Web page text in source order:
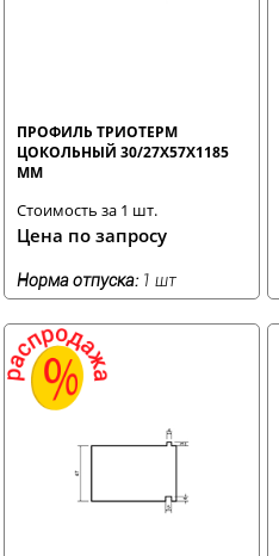
ПРОФИЛЬ ТРИОТЕРМ
ЦОКОЛЬНЫЙ 30/27Х57Х1185
ММ
Стоимость за 1 шт.
Цена по запросу
Норма отпуска: 1 шт